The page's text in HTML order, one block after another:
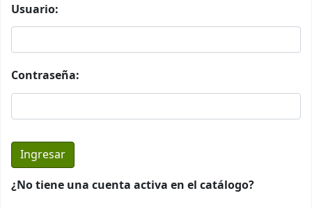
Usuario:
Contraseña:
¿No tiene una cuenta activa en el catálogo?